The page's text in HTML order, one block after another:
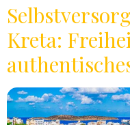
Kreta: